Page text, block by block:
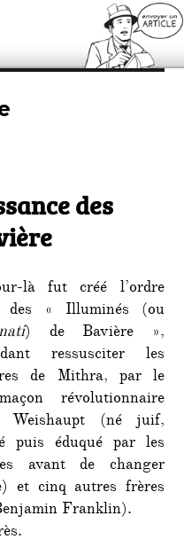
des
là fut créé l’ordre
des « Illuminés (ou
) de Bavière »,
ressusciter les
de Mithra, par le
révolutionnaire
Weishaupt (né juif,
puis éduqué par les
avant de changer
et cinq autres frères
Franklin).